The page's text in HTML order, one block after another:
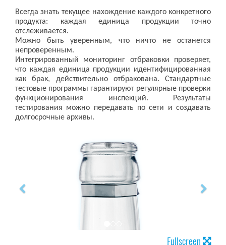
Всегда знать текущее нахождение каждого конкретного
продукта: каждая единица продукции точно
отслеживается.
Можно быть уверенным, что ничто не останется
непроверенным.
Интегрированный мониторинг отбраковки проверяет,
что каждая единица продукции идентифицированная
как брак, действительно отбракована. Стандартные
тестовые программы гарантируют регулярные проверки
функционирования инспекций. Результаты
тестирования можно передавать по сети и создавать
долгосрочные архивы.
Fullscreen